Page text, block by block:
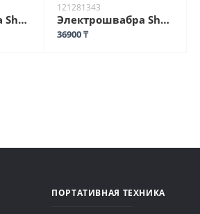
Электрошвабра Shark S1000EU белый
121281343
Электрошвабра Shark S6002EU голубой
36900 ₸
ПОРТАТИВНАЯ ТЕХНИКА